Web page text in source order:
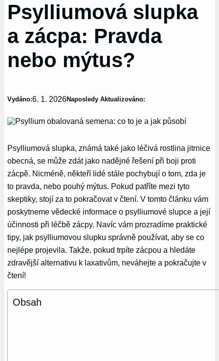
Psylliumová slupka
a zácpa: Pravda
nebo mýtus?
Vydáno:6. 1. 2026Naposledy Aktualizováno:
Psylliumová slupka, známá také jako léčivá rostlina jitrnice
obecná, se může zdát jako nadějné řešení při boji proti
zácpě. Nicméně, někteří lidé stále pochybují o tom, zda je
to pravda, nebo pouhý mýtus. Pokud patříte mezi tyto
skeptiky, stojí za to pokračovat v čtení. V tomto článku vám
poskytneme vědecké informace o psylliumové slupce a její
účinnosti při léčbě zácpy. Navíc vám prozradíme praktické
tipy, jak psylliumovou slupku správně používat, aby se co
nejlépe projevila. Takže, pokud trpíte zácpou a hledáte
zdravější alternativu k laxativům, neváhejte a pokračujte v
čtení!
Obsah